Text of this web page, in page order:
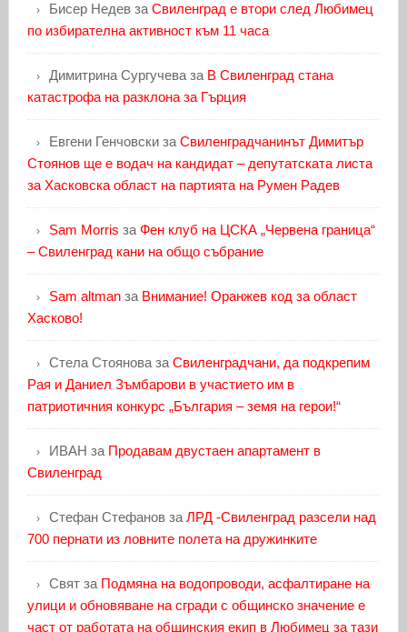
Бисер Недевза Свиленград е втори след Любимец
по избирателна активност към 11 часа
Димитрина Сургучеваза В Свиленград стана
катастрофа на разклона за Гърция
Евгени Генчовскиза Свиленградчанинът Димитър
Стоянов ще е водач на кандидат – депутатската листа
за Хасковска област на партията на Румен Радев
Sam Morris за Фен клуб на ЦСКА „Червена граница“
– Свиленград кани на общо събрание
Sam altmanза Внимание! Оранжев код за област
Хасково!
Стела Стояноваза Свиленградчани, да подкрепим
Рая и Даниел Зъмбарови в участието им в
патриотичния конкурс „България – земя на герои!“
ИВАН за Продавам двустаен апартамент в
Свиленград
Стефан Стефановза ЛРД -Свиленград разсели над
700 пернати из ловните полета на дружинките
Святза Подмяна на водопроводи, асфалтиране на
улици и обновяване на сгради с общинско значение е
част от работата на общинския екип в Любимец за тази